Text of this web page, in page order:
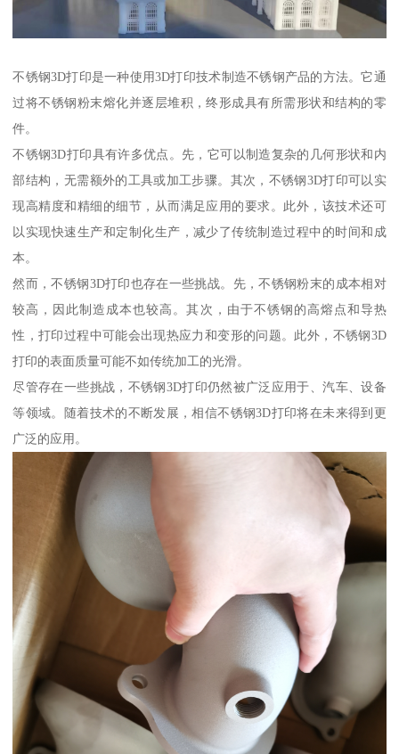
不锈钢3D打印是一种使用3D打印技术制造不锈钢产品的方法。它通
过将不锈钢粉末熔化并逐层堆积，终形成具有所需形状和结构的零
件。
不锈钢3D打印具有许多优点。先，它可以制造复杂的几何形状和内
部结构，无需额外的工具或加工步骤。其次，不锈钢3D打印可以实
现高精度和精细的细节，从而满足应用的要求。此外，该技术还可
以实现快速生产和定制化生产，减少了传统制造过程中的时间和成
本。
然而，不锈钢3D打印也存在一些挑战。先，不锈钢粉末的成本相对
较高，因此制造成本也较高。其次，由于不锈钢的高熔点和导热
性，打印过程中可能会出现热应力和变形的问题。此外，不锈钢3D
打印的表面质量可能不如传统加工的光滑。
尽管存在一些挑战，不锈钢3D打印仍然被广泛应用于、汽车、设备
等领域。随着技术的不断发展，相信不锈钢3D打印将在未来得到更
广泛的应用。